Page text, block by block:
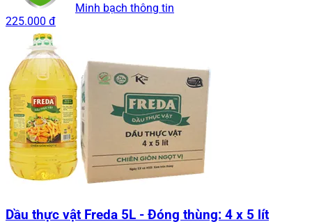
Minh bạch thông tin
225.000 đ
Dầu thực vật Freda 5L - Đóng thùng: 4 x 5 lít